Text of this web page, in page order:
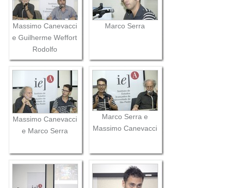
Massimo Canevacci
e Guilherme Weffort
Rodolfo
Marco Serra
Massimo Canevacci
e Marco Serra
Marco Serra e
Massimo Canevacci